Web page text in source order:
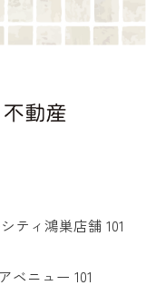
ティ鴻巣店舗 101
ベニュー 101